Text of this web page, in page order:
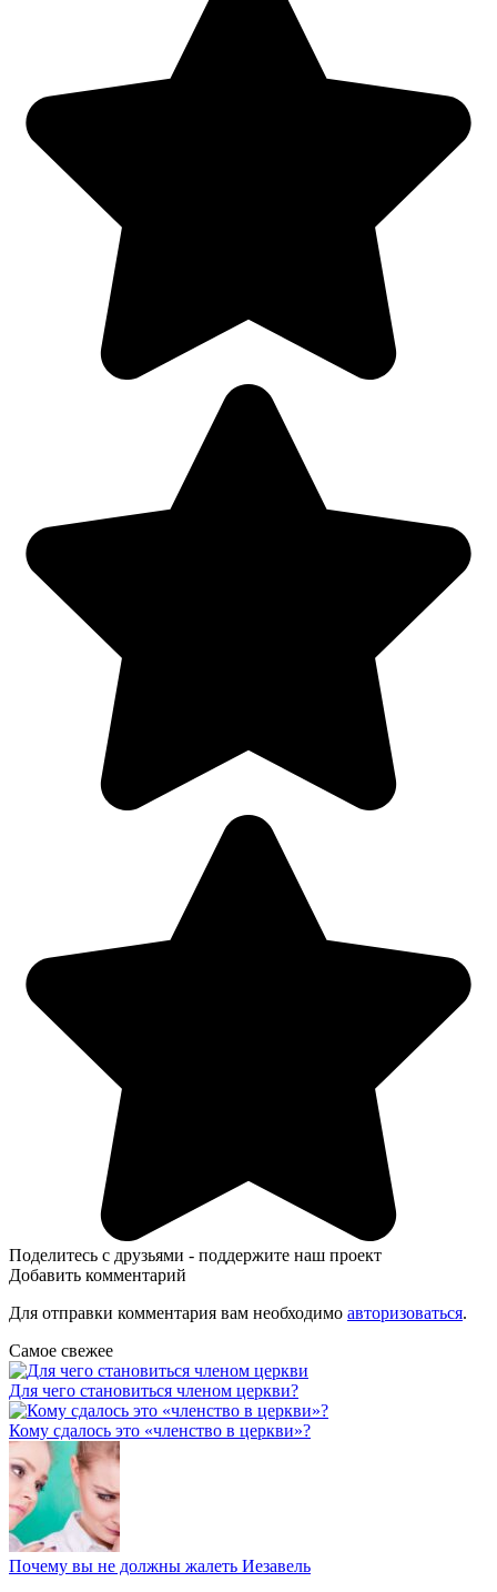
Поделитесь с друзьями - поддержите наш проект
Добавить комментарий
Для отправки комментария вам необходимо авторизоваться.
Самое свежее
Для чего становиться членом церкви?
Кому сдалось это «членство в церкви»?
Почему вы не должны жалеть Иезавель